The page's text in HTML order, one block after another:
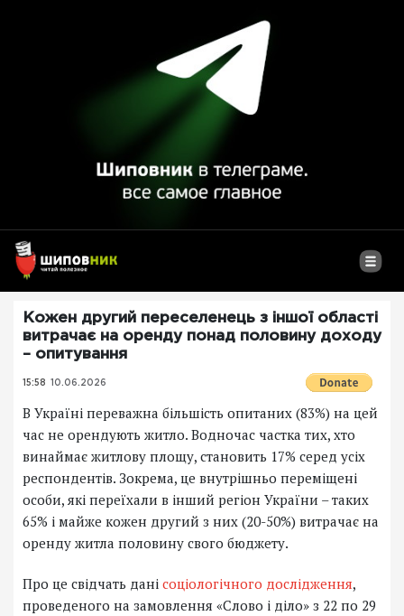
Кожен другий переселенець з іншої області
витрачає на оренду понад половину доходу
– опитування
15:58 10.06.2026
В Україні переважна більшість опитаних (83%) на цей
час не орендують житло. Водночас частка тих, хто
винаймає житлову площу, становить 17% серед усіх
респондентів. Зокрема, це внутрішньо переміщені
особи, які переїхали в інший регіон України – таких
65% і майже кожен другий з них (20-50%) витрачає на
оренду житла половину свого бюджету.
Про це свідчать дані соціологічного дослідження,
проведеного на замовлення «Слово і діло» з 22 по 29